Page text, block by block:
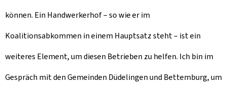
können. Ein Handwerkerhof – so wie er im
Koalitionsabkommen in einem Hauptsatz steht – ist ein
weiteres Element, um diesen Betrieben zu helfen. Ich bin im
Gespräch mit den Gemeinden Düdelingen und Bettemburg, um